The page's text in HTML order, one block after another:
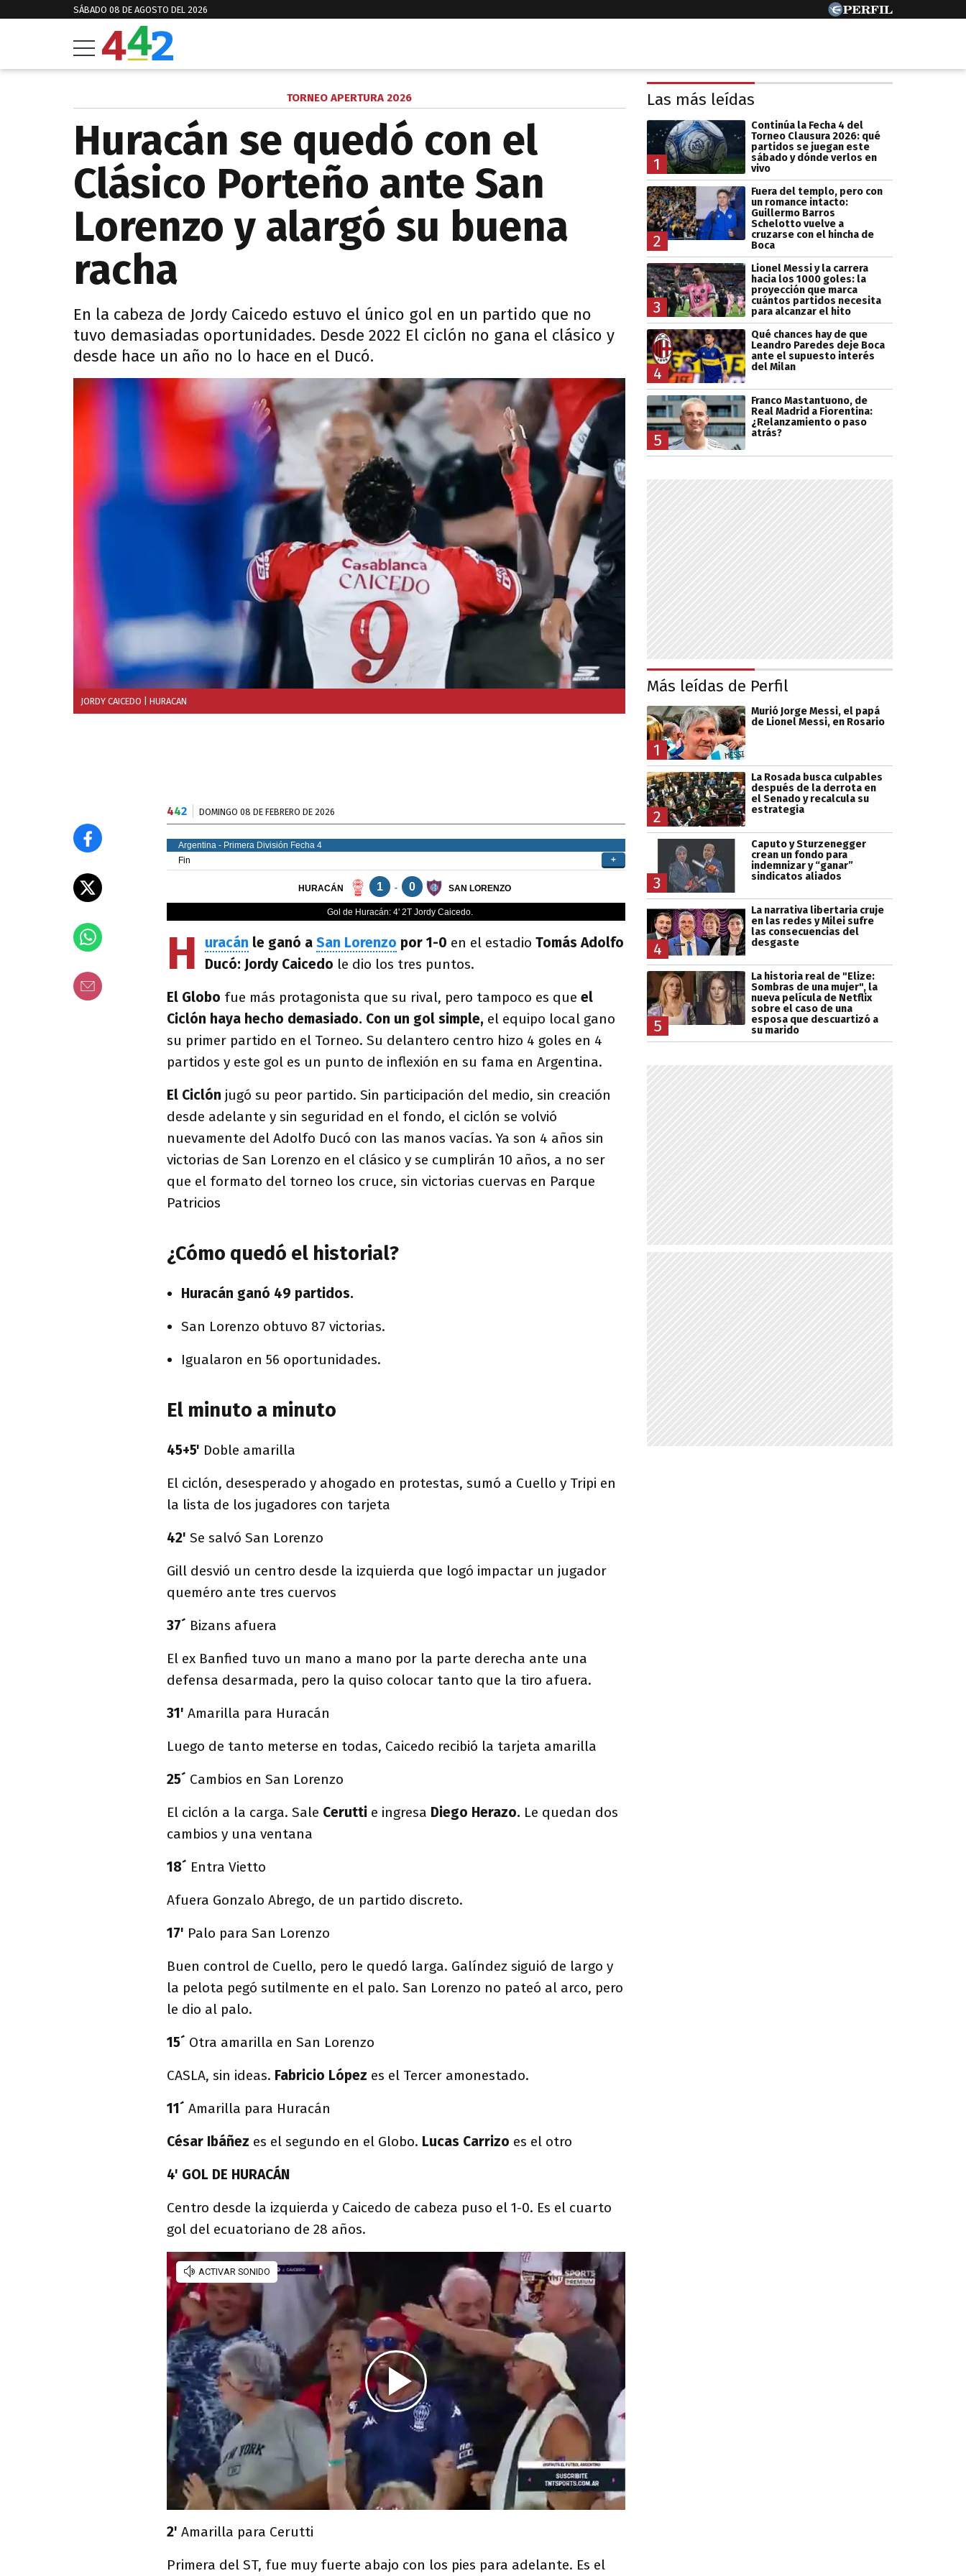
SÁBADO 08 DE AGOSTO DEL 2026
TORNEO APERTURA 2026
Huracán se quedó con el
Clásico Porteño ante San
Lorenzo y alargó su buena
racha
En la cabeza de Jordy Caicedo estuvo el único gol en un partido que no
tuvo demasiadas oportunidades. Desde 2022 El ciclón no gana el clásico y
desde hace un año no lo hace en el Ducó.
JORDY CAICEDO | HURACAN
442 DOMINGO 08 DE FEBRERO DE 2026
H uracán le ganó a San Lorenzo por 1-0 en el estadio Tomás Adolfo
Ducó: Jordy Caicedo le dio los tres puntos.
El Globo fue más protagonista que su rival, pero tampoco es que el
Ciclón haya hecho demasiado. Con un gol simple, el equipo local gano
su primer partido en el Torneo. Su delantero centro hizo 4 goles en 4
partidos y este gol es un punto de inflexión en su fama en Argentina.
El Ciclón jugó su peor partido. Sin participación del medio, sin creación
desde adelante y sin seguridad en el fondo, el ciclón se volvió
nuevamente del Adolfo Ducó con las manos vacías. Ya son 4 años sin
victorias de San Lorenzo en el clásico y se cumplirán 10 años, a no ser
que el formato del torneo los cruce, sin victorias cuervas en Parque
Patricios
¿Cómo quedó el historial?
Huracán ganó 49 partidos.
San Lorenzo obtuvo 87 victorias.
Igualaron en 56 oportunidades.
El minuto a minuto
45+5' Doble amarilla
El ciclón, desesperado y ahogado en protestas, sumó a Cuello y Tripi en
la lista de los jugadores con tarjeta
42' Se salvó San Lorenzo
Gill desvió un centro desde la izquierda que logó impactar un jugador
queméro ante tres cuervos
37´ Bizans afuera
El ex Banfied tuvo un mano a mano por la parte derecha ante una
defensa desarmada, pero la quiso colocar tanto que la tiro afuera.
31' Amarilla para Huracán
Luego de tanto meterse en todas, Caicedo recibió la tarjeta amarilla
25´ Cambios en San Lorenzo
El ciclón a la carga. Sale Cerutti e ingresa Diego Herazo. Le quedan dos
cambios y una ventana
18´ Entra Vietto
Afuera Gonzalo Abrego, de un partido discreto.
17' Palo para San Lorenzo
Buen control de Cuello, pero le quedó larga. Galíndez siguió de largo y
la pelota pegó sutilmente en el palo. San Lorenzo no pateó al arco, pero
le dio al palo.
15´ Otra amarilla en San Lorenzo
CASLA, sin ideas. Fabricio López es el Tercer amonestado.
11´ Amarilla para Huracán
César Ibáñez es el segundo en el Globo. Lucas Carrizo es el otro
4' GOL DE HURACÁN
Centro desde la izquierda y Caicedo de cabeza puso el 1-0. Es el cuarto
gol del ecuatoriano de 28 años.
2' Amarilla para Cerutti
Primera del ST, fue muy fuerte abajo con los pies para adelante. Es el
Las más leídas
1
Continúa la Fecha 4 del
Torneo Clausura 2026: qué
partidos se juegan este
sábado y dónde verlos en
vivo
2
Fuera del templo, pero con
un romance intacto:
Guillermo Barros
Schelotto vuelve a
cruzarse con el hincha de
Boca
3
Lionel Messi y la carrera
hacia los 1000 goles: la
proyección que marca
cuántos partidos necesita
para alcanzar el hito
4
Qué chances hay de que
Leandro Paredes deje Boca
ante el supuesto interés
del Milan
5
Franco Mastantuono, de
Real Madrid a Fiorentina:
¿Relanzamiento o paso
atrás?
Más leídas de Perfil
1
Murió Jorge Messi, el papá
de Lionel Messi, en Rosario
2
La Rosada busca culpables
después de la derrota en
el Senado y recalcula su
estrategia
3
Caputo y Sturzenegger
crean un fondo para
indemnizar y “ganar”
sindicatos aliados
4
La narrativa libertaria cruje
en las redes y Milei sufre
las consecuencias del
desgaste
5
La historia real de "Elize:
Sombras de una mujer", la
nueva película de Netflix
sobre el caso de una
esposa que descuartizó a
su marido